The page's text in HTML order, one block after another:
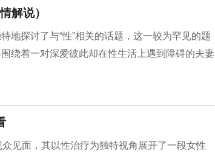
解说）
地探讨了与“性”相关的话题，这一较为罕见的题
绕着一对深爱彼此却在性生活上遇到障碍的夫妻
见面，其以性治疗为独特视角展开了一段女性